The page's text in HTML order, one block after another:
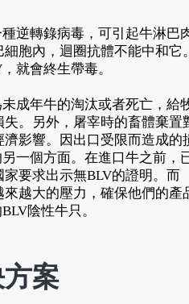
逆轉錄病毒，可引起牛淋巴
胞內，迴圈抗體不能中和它
就會終生帶毒。
成年牛的淘汰或者死亡，給
。另外，屠宰時的畜體棄置
影響。因出口受限而造成的
一個方面。在進口牛之前，
要求出示無BLV的證明。而
來越大的壓力，確保他們的產
陰性牛只。
案